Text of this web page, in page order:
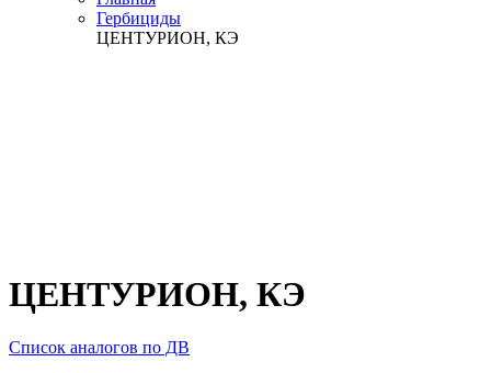
Гербициды
ЦЕНТУРИОН, КЭ
ЦЕНТУРИОН, КЭ
Список аналогов по ДВ